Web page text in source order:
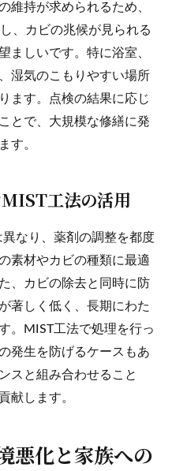
維持が求められるため、
、カビの兆候が見られる
ましいです。特に浴室、
湿気のこもりやすい場所
ます。点検の結果に応じ
とで、大規模な修繕に発
す。
工法の活用
なり、薬剤の調整を都度
素材やカビの種類に最適
、カビの除去と同時に防
著しく低く、長期にわた
。MIST工法で処理を行っ
発生を防げるケースもあ
スと組み合わせること
献します。
悪化と家族への